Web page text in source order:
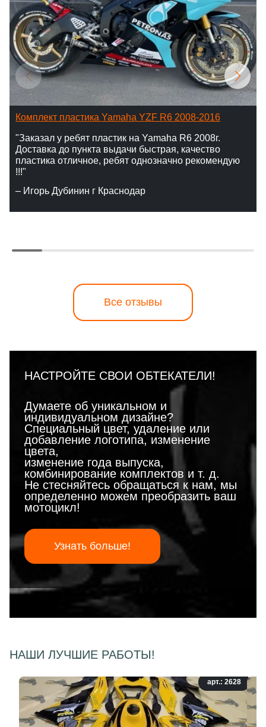
Комплект пластика Yamaha YZF R6 2008-2016
"Заказал у ребят пластик на Yamaha R6 2008г.
Доставка до пункта выдачи быстрая, качество
пластика отличное, ребят однозначно рекомендую
!!!"
– Игорь Дубинин г Краснодар
Все отзывы
НАСТРОЙТЕ СВОИ ОБТЕКАТЕЛИ!
Думаете об уникальном и
индивидуальном дизайне?
Специальный цвет, удаление или
добавление логотипа, изменение
цвета,
изменение года выпуска,
комбинирование комплектов и т. д.
Не стесняйтесь обращаться к нам, мы
определенно можем преобразить ваш
мотоцикл!
Узнать больше!
НАШИ ЛУЧШИЕ РАБОТЫ!
арт.: 2628